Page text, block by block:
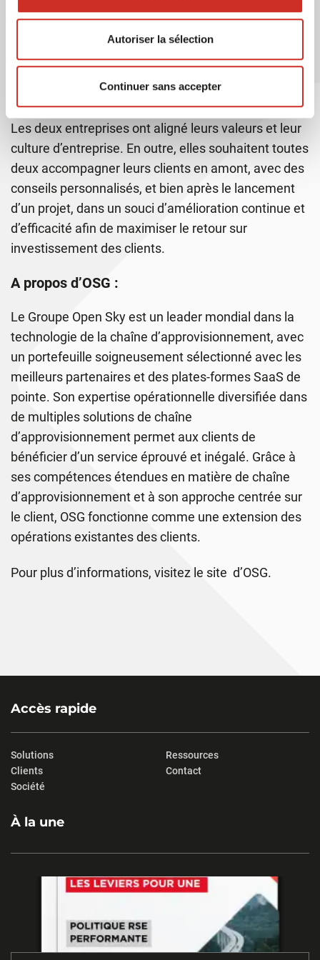
Autoriser la sélection
Continuer sans accepter
Président Directeur Général chez OSG
Les deux entreprises ont aligné leurs valeurs et leur
culture d’entreprise. En outre, elles souhaitent toutes
deux accompagner leurs clients en amont, avec des
conseils personnalisés, et bien après le lancement
d’un projet, dans un souci d’amélioration continue et
d’efficacité afin de maximiser le retour sur
investissement des clients.
A propos d’OSG :
Le Groupe Open Sky est un leader mondial dans la
technologie de la chaîne d’approvisionnement, avec
un portefeuille soigneusement sélectionné avec les
meilleurs partenaires et des plates-formes SaaS de
pointe. Son expertise opérationnelle diversifiée dans
de multiples solutions de chaîne
d’approvisionnement permet aux clients de
bénéficier d’un service éprouvé et inégalé. Grâce à
ses compétences étendues en matière de chaîne
d’approvisionnement et à son approche centrée sur
le client, OSG fonctionne comme une extension des
opérations existantes des clients.
Pour plus d’informations, visitez le site d’OSG.
Accès rapide
Solutions
Clients
Société
Ressources
Contact
À la une